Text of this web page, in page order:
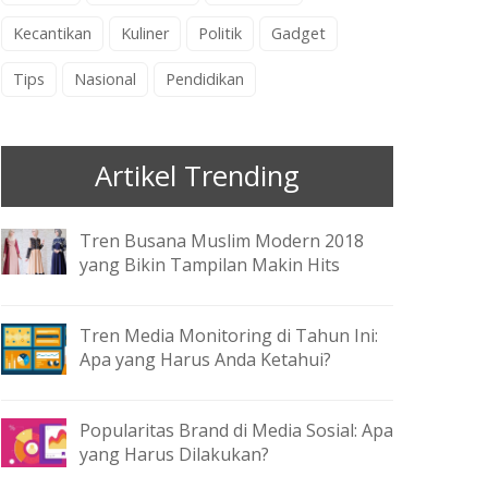
Kecantikan Kuliner Politik Gadget
Tips Nasional Pendidikan
Artikel Trending
Tren Busana Muslim Modern 2018
yang Bikin Tampilan Makin Hits
Tren Media Monitoring di Tahun Ini:
Apa yang Harus Anda Ketahui?
Popularitas Brand di Media Sosial: Apa
yang Harus Dilakukan?